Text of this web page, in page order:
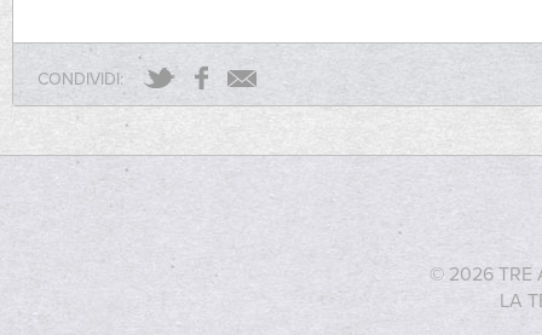
CONDIVIDI:
© 2026 TRE
LA